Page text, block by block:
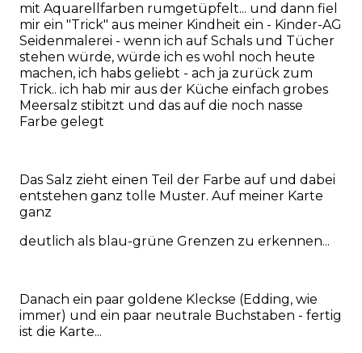
mit Aquarellfarben rumgetüpfelt... und dann fiel
mir ein "Trick" aus meiner Kindheit ein - Kinder-AG
Seidenmalerei - wenn ich auf Schals und Tücher
stehen würde, würde ich es wohl noch heute
machen, ich habs geliebt - ach ja zurück zum
Trick.. ich hab mir aus der Küche einfach grobes
Meersalz stibitzt und das auf die noch nasse
Farbe gelegt
Das Salz zieht einen Teil der Farbe auf und dabei
entstehen ganz tolle Muster. Auf meiner Karte
ganz
deutlich als blau-grüne Grenzen zu erkennen...
Danach ein paar goldene Kleckse (Edding, wie
immer) und ein paar neutrale Buchstaben - fertig
ist die Karte...